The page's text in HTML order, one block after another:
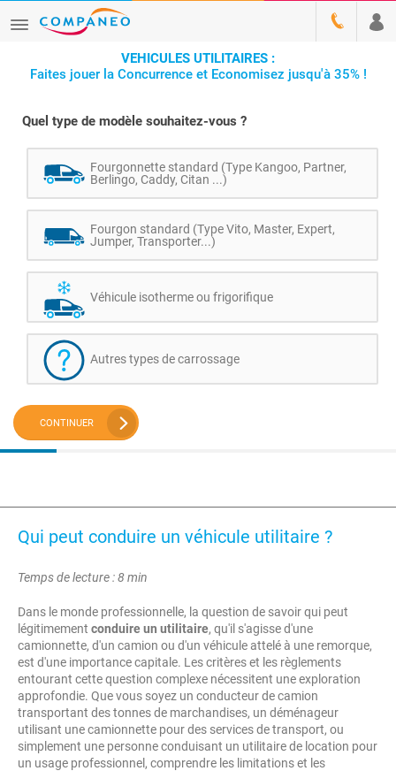
VEHICULES UTILITAIRES :
Faites jouer la Concurrence et Economisez jusqu'à 35% !
Quel type de modèle souhaitez-vous ?
Fourgonnette standard (Type Kangoo, Partner,
Berlingo, Caddy, Citan ...)
Fourgon standard (Type Vito, Master, Expert,
Jumper, Transporter...)
Véhicule isotherme ou frigorifique
Autres types de carrossage
CONTINUER
Qui peut conduire un véhicule utilitaire ?
Temps de lecture : 8 min
Dans le monde professionnelle, la question de savoir qui peut
légitimement conduire un utilitaire, qu'il s'agisse d'une
camionnette, d'un camion ou d'un véhicule attelé à une remorque,
est d'une importance capitale. Les critères et les règlements
entourant cette question complexe nécessitent une exploration
approfondie. Que vous soyez un conducteur de camion
transportant des tonnes de marchandises, un déménageur
utilisant une camionnette pour des services de transport, ou
simplement une personne conduisant un utilitaire de location pour
un usage professionnel, comprendre les limitations et les